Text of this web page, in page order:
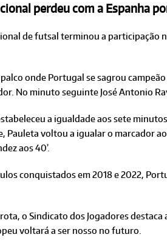
perdeu com a Espanha
de futsal terminou a participação
onde Portugal se sagrou
No minuto seguinte José Antonio
a igualdade aos sete
Pauleta voltou a igualar o marcador
aos 40’.
conquistados em 2018 e 2022,
o Sindicato dos Jogadores
voltará a ser nosso no futuro.